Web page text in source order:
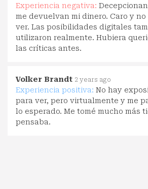
Experiencia negativa:
me devuelvan mi dinero. Caro y
ver. Las posibilidades digitales
utilizaron realmente. Hubiera
las críticas antes.
Volker Brandt 2 years ago
Experiencia positiva: No hay
para ver, pero virtualmente y me
lo esperado. Me tomé mucho más
pensaba.